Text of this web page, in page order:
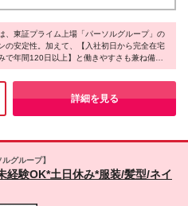
て還元！》 当社は5段階の評価制度
1回の評価で最高ランク（5点）を獲
は、 150万円のインセンティブを支
す。
8分 東急池上線 「五反田
り徒歩9分 · JR山手線 「五反
10分
※首都圏の方や本社
方は、本社にて研修を実施後に在宅
、東証プライム上場「パーソルグループ」の
の安定性。加えて、【入社初日から完全在宅
で年間120日以上】と働きやすさも兼ね備え
の貸与やリモートワーク手当の支給など福利
く・長く働ける環境を探している方にとって
◎
詳細を見る
グループ】
経験OK*土日休み*服装/髪型/ネイ